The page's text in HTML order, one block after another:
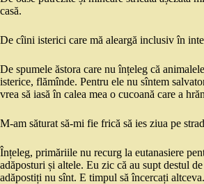
casă.
De cîini isterici care mă aleargă inclusiv în
De spumele ăstora care nu înțeleg că
isterice, flămînde. Pentru ele nu sîntem
vrea să iasă în calea mea o cucoană care a
M-am săturat să-mi fie frică să ies ziua pe
Înțeleg, primăriile nu recurg la eutanasiere
adăposturi și altele. Eu zic că au supt destul
adăpostiți nu sînt. E timpul să încercați altceva.